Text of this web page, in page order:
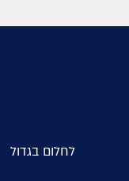
לחלום בגדול